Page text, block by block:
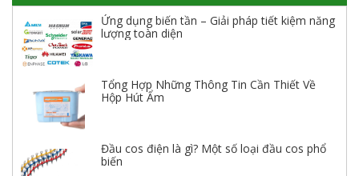
Ứng dụng biến tần – Giải pháp tiết kiệm năng
lượng toàn diện
Tổng Hợp Những Thông Tin Cần Thiết Về
Hộp Hút Ẩm
Đầu cos điện là gì? Một số loại đầu cos phổ
biến